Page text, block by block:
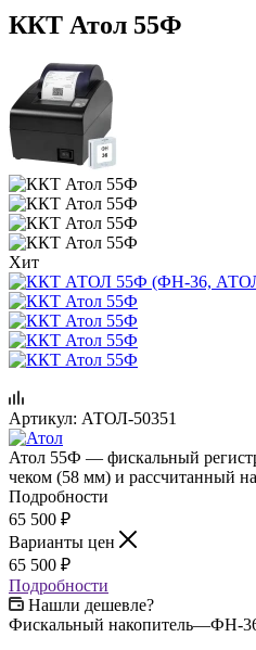
ККТ Атол 55Ф
Хит
Артикул: АТОЛ-50351
Атол 55Ф — фискальный
чеком (58 мм) и рассчитанный
Подробности
65 500 ₽
Варианты цен
65 500 ₽
Подробности
Нашли дешевле?
Фискальный накопитель—ФН-